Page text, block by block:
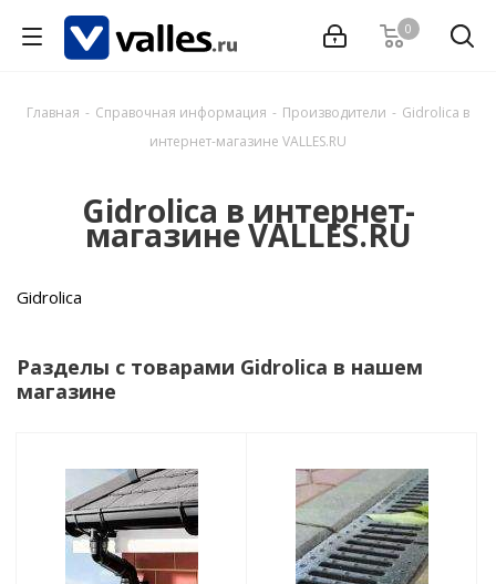
0
Главная - Справочная информация - Производители - Gidrolica в
интернет-магазине VALLES.RU
Gidrolica в интернет-
магазине VALLES.RU
Gidrolica
Разделы с товарами Gidrolica в нашем
магазине